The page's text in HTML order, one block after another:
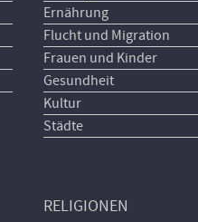
Ernährung
Flucht und Migration
Frauen und Kinder
Gesundheit
Kultur
Städte
RELIGIONEN